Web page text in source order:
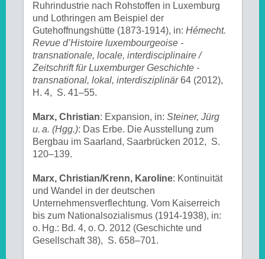
Ruhrindustrie nach Rohstoffen in Luxemburg
und Lothringen am Beispiel der
Gutehoffnungshütte (1873-1914), in: Hémecht.
Revue d’Histoire luxembourgeoise -
transnationale, locale, interdisciplinaire /
Zeitschrift für Luxemburger Geschichte -
transnational, lokal, interdisziplinär64 (2012),
H. 4, S. 41–55.
Marx, Christian: Ex­pan­si­on, in: Steiner, Jürg
u. a. (Hgg.): Das Erbe. Die Aus­stel­lung zum
Berg­bau im Saar­land, Saarbrücken 2012, S.
120–139.
Marx, Christian/Krenn, Karoline: Kontinuität
und Wandel in der deutschen
Unternehmensverflechtung. Vom Kaiserreich
bis zum Nationalsozialismus (1914-1938), in:
o. Hg.: Bd. 4, o. O. 2012 (Geschichte und
Gesellschaft 38), S. 658–701.